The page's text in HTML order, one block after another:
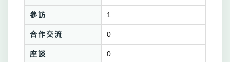
參訪 1
合作交流 0
座談 0